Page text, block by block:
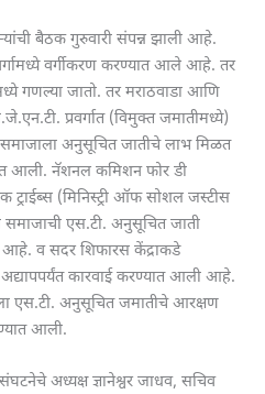
बैठक गुरुवारी संपन्न झाली आहे.
वर्गीकरण करण्यात आले आहे. तर
गणल्या जातो. तर मराठवाडा आणि
प्रवर्गात (विमुक्त जमातीमध्ये)
अनुसूचित जातीचे लाभ मिळत
आली. नॅशनल कमिशन फोर डी
ट्राईब्स (मिनिस्ट्री ऑफ सोशल जस्टीस
एस.टी. अनुसूचित जाती
आहे. व सदर शिफारस केंद्राकडे
कारवाई करण्यात आली आहे.
एस.टी. अनुसूचित जमातीचे आरक्षण
आली.
अध्यक्ष ज्ञानेश्वर जाधव, सचिव